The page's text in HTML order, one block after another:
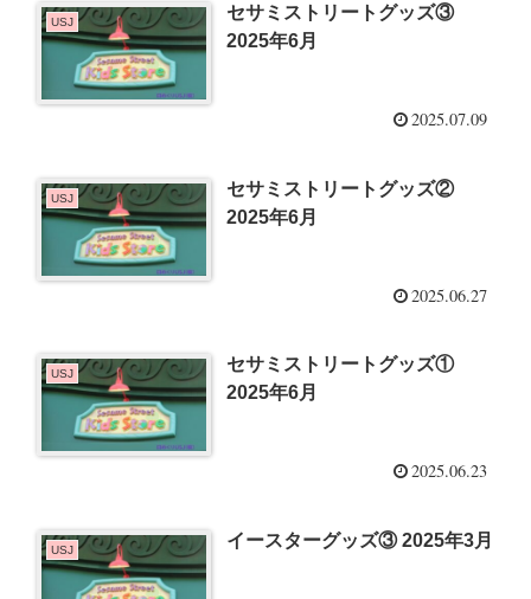
USJ
セサミストリートグッズ③
2025年6月
2025.07.09
USJ
セサミストリートグッズ②
2025年6月
2025.06.27
USJ
セサミストリートグッズ①
2025年6月
2025.06.23
USJ イースターグッズ③ 2025年3月